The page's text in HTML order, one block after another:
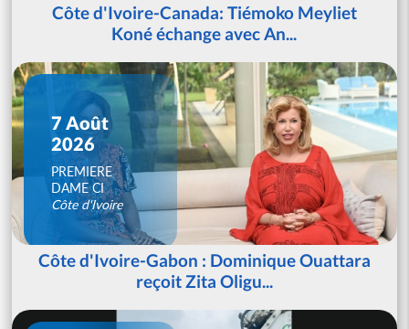
Côte d'Ivoire-Canada: Tiémoko Meyliet
Koné échange avec An...
7 Août
2026
PREMIERE
DAME CI
Côte d'Ivoire
Côte d'Ivoire-Gabon : Dominique Ouattara
reçoit Zita Oligu...